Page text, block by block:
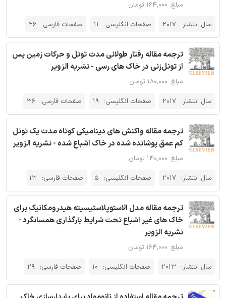
مبلغ: ۱۶۴,۰۰۰ تومان
سال انتشار: 2017 صفحات انگلیسی: 11 صفحات فارسی: 26
ترجمه مقاله رفتار طولانی مدت تونل و حرکات زمین پس
از تونل‌زنی در خاک های رسی - نشریه الزویر
مبلغ: ۱۸۰,۰۰۰ تومان
سال انتشار: 2017 صفحات انگلیسی: 19 صفحات فارسی: 36
ترجمه مقاله واکنش های دینامیکی کوتاه مدت یک تونل
کم عمق پوشانده شده در خاک اشباع شده - نشریه الزویر
مبلغ: ۱۴۰,۰۰۰ تومان
سال انتشار: 2017 صفحات انگلیسی: 5 صفحات فارسی: 13
ترجمه مقاله مدل الاستوپلاستیسیته هیدرومکانیک برای
خاک های غیر اشباع تحت شرایط بارگذاری همسانگرد -
نشریه الزویر
مبلغ: ۱۶۴,۰۰۰ تومان
سال انتشار: 2013 صفحات انگلیسی: 10 صفحات فارسی: 29